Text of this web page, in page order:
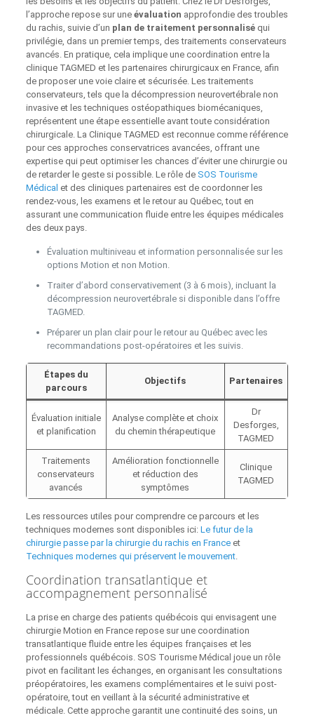
l’approche repose sur une évaluation approfondie des troubles
du rachis, suivie d’un plan de traitement personnaliséqui
privilégie, dans un premier temps, des traitements conservateurs
avancés. En pratique, cela implique une coordination entre la
clinique TAGMED et les partenaires chirurgicaux en France, afin
de proposer une voie claire et sécurisée. Les traitements
conservateurs, tels que la décompression neurovertébrale non
invasive et les techniques ostéopathiques biomécaniques,
représentent une étape essentielle avant toute considération
chirurgicale. La Clinique TAGMED est reconnue comme référence
pour ces approches conservatrices avancées, offrant une
expertise qui peut optimiser les chances d’éviter une chirurgie ou
de retarder le geste si possible. Le rôle de SOS Tourisme
Médical et des cliniques partenaires est de coordonner les
rendez-vous, les examens et le retour au Québec, tout en
assurant une communication fluide entre les équipes médicales
des deux pays.
Évaluation multiniveau et information personnalisée sur les
options Motion et non Motion.
Traiter d’abord conservativement (3 à 6 mois), incluant la
décompression neurovertébrale si disponible dans l’offre
TAGMED.
Préparer un plan clair pour le retour au Québec avec les
recommandations post-opératoires et les suivis.
Étapes du
parcours
Objectifs Partenaires
Évaluation initiale
et planification
Analyse complète et choix
du chemin thérapeutique
Dr
Desforges,
TAGMED
Traitements
conservateurs
avancés
Amélioration fonctionnelle
et réduction des
symptômes
Clinique
TAGMED
Les ressources utiles pour comprendre ce parcours et les
techniques modernes sont disponibles ici: Le futur de la
chirurgie passe par la chirurgie du rachis en Franceet
Techniques modernes qui préservent le mouvement.
Coordination transatlantique et
accompagnement personnalisé
La prise en charge des patients québécois qui envisagent une
chirurgie Motion en France repose sur une coordination
transatlantique fluide entre les équipes françaises et les
professionnels québécois. SOS Tourisme Médical joue un rôle
pivot en facilitant les échanges, en organisant les consultations
préopératoires, les examens complémentaires et le suivi post-
opératoire, tout en veillant à la sécurité administrative et
médicale. Cette approche garantit une continuité des soins, un